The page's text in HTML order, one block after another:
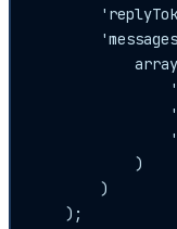
            )
        )
    );